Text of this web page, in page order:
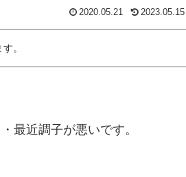
2020.05.21 2023.05.15
。
最近調子が悪いです。